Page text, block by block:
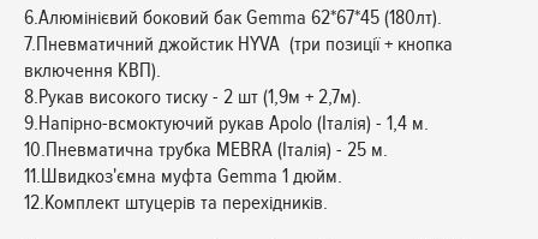
6.Алюмінієвий боковий бак Gemma 62*67*45 (180лт).
7.Пневматичний джойстик HYVA (три позиції + кнопка
включення КВП).
8.Рукав високого тиску - 2 шт (1,9м + 2,7м).
9.Напірно-всмоктуючий рукав Apolo (Італія) - 1,4 м.
10.Пневматична трубка MEBRA (Італія) - 25 м.
11.Швидкоз'ємна муфта Gemma 1 дюйм.
12.Комплект штуцерів та перехідників.